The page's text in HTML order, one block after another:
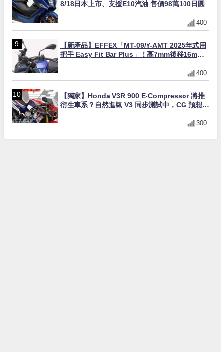
8/18日本上市、支援E10汽油 售價98萬100日圓
400
【新產品】EFFEX「MT-09/Y-AMT 2025年式用
把手 Easy Fit Bar Plus」！高7mm後移16mm
400
【獨家】Honda V3R 900 E-Compressor 將推
衍生車系？自然進氣 V3 同步測試中，CG 預想曝
300